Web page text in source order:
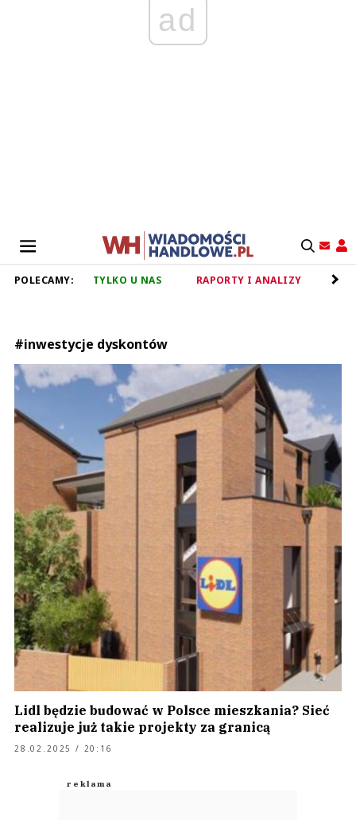
ad
POLECAMY: TYLKO U NAS RAPORTY I ANALIZY
#inwestycje dyskontów
Lidl będzie budować w Polsce mieszkania? Sieć
realizuje już takie projekty za granicą
28.02.2025 / 20:16